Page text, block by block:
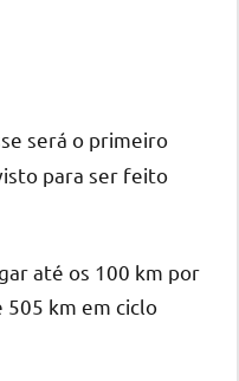
será o primeiro
para ser feito
até os 100 km por
505 km em ciclo